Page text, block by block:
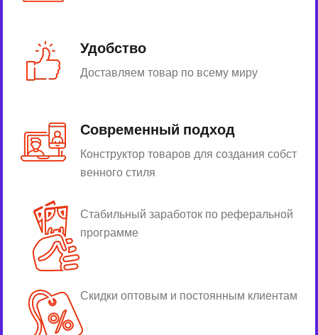
Удобство
Доставляем товар по всему миру
Современный подход
Конструктор товаров для создания собст
венного стиля
Стабильный заработок по реферальной
программе
Скидки оптовым и постоянным клиентам